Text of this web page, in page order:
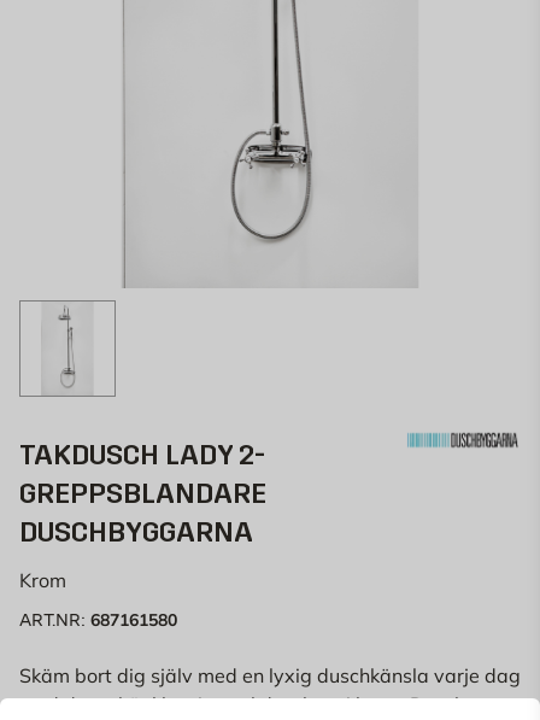
TAKDUSCH LADY 2-
GREPPSBLANDARE
DUSCHBYGGARNA
Krom
ART.NR: 687161580
Skäm bort dig själv med en lyxig duschkänsla varje dag
med detta högklassiga takduschset i krom. Duschsetet